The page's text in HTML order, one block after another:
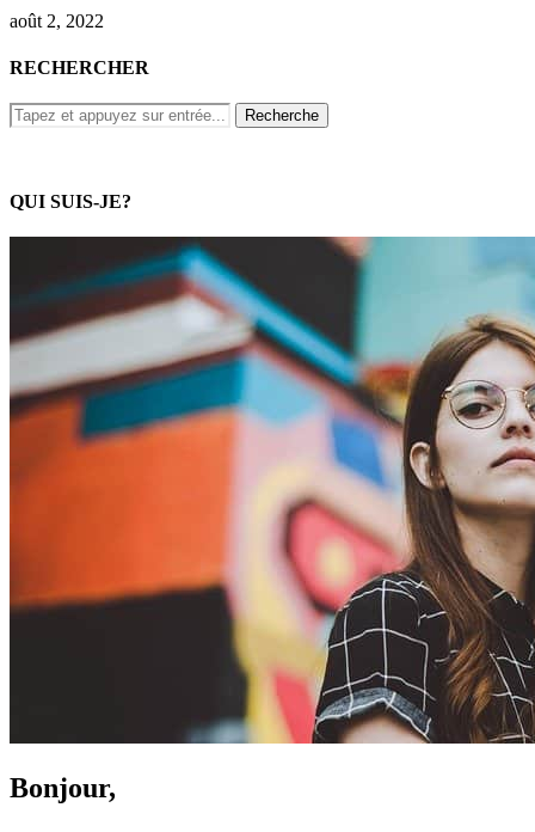
août 2, 2022
RECHERCHER
QUI SUIS-JE?
Bonjour,